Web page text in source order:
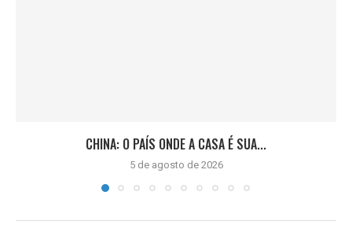
CHINA: O PAÍS ONDE A CASA É SUA...
5 de agosto de 2026